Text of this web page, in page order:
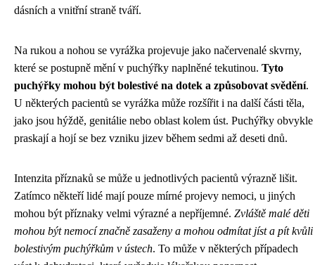
dásních a vnitřní straně tváří.
Na rukou a nohou se vyrážka projevuje jako načervenalé skvrny,
které se postupně mění v puchýřky naplněné tekutinou. Tyto
puchýřky mohou být bolestivé na dotek a způsobovat svědění.
U některých pacientů se vyrážka může rozšířit i na další části těla,
jako jsou hýždě, genitálie nebo oblast kolem úst. Puchýřky obvykle
praskají a hojí se bez vzniku jizev během sedmi až deseti dnů.
Intenzita příznaků se může u jednotlivých pacientů výrazně lišit.
Zatímco někteří lidé mají pouze mírné projevy nemoci, u jiných
mohou být příznaky velmi výrazné a nepříjemné. Zvláště malé děti
mohou být nemocí značně zasaženy a mohou odmítat jíst a pít kvůli
bolestivým puchýřkům v ústech. To může v některých případech